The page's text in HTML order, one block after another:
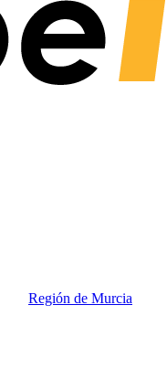
Región de Murcia